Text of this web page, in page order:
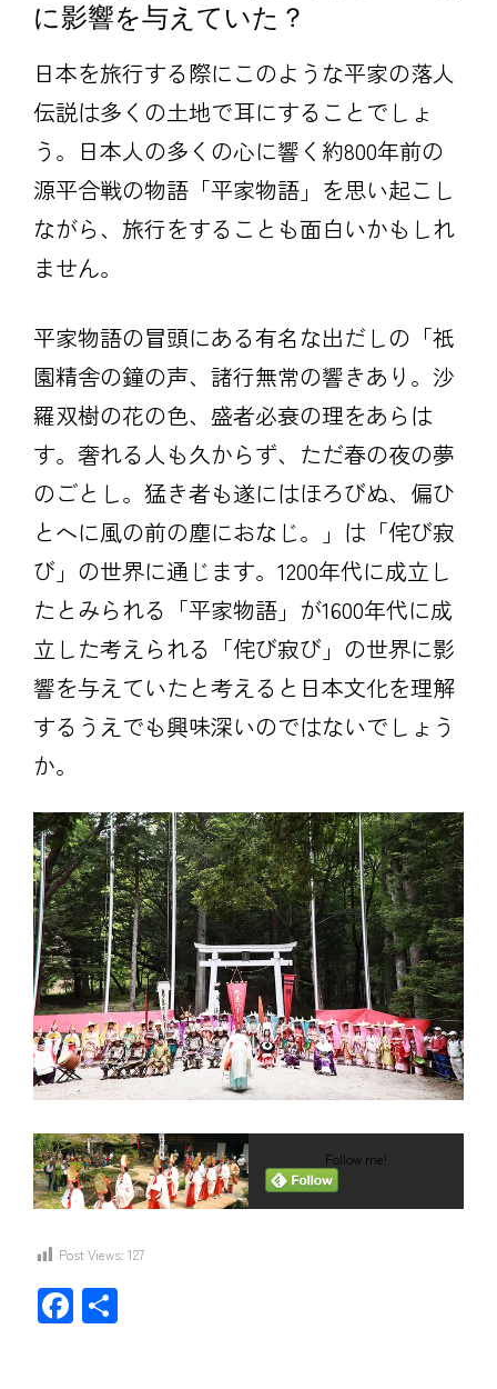
に影響を与えていた？
日本を旅行する際にこのような平家の落人
伝説は多くの土地で耳にすることでしょ
う。日本人の多くの心に響く約800年前の
源平合戦の物語「平家物語」を思い起こし
ながら、旅行をすることも面白いかもしれ
ません。
平家物語の冒頭にある有名な出だしの「祇
園精舎の鐘の声、諸行無常の響きあり。沙
羅双樹の花の色、盛者必衰の理をあらは
す。奢れる人も久からず、ただ春の夜の夢
のごとし。猛き者も遂にはほろびぬ、偏ひ
とへに風の前の塵におなじ。」は「侘び寂
び」の世界に通じます。1200年代に成立し
たとみられる「平家物語」が1600年代に成
立した考えられる「侘び寂び」の世界に影
響を与えていたと考えると日本文化を理解
するうえでも興味深いのではないでしょう
か。
Follow me!
Post Views: 127
F